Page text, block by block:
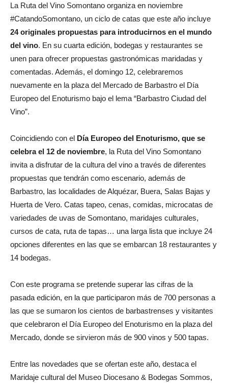
La Ruta del Vino Somontano organiza en noviembre
#CatandoSomontano, un ciclo de catas que este año incluye
24 originales propuestas para introducirnos en el mundo
del vino. En su cuarta edición, bodegas y restaurantes se
unen para ofrecer propuestas gastronómicas maridadas y
comentadas. Además, el domingo 12, celebraremos
nuevamente en la plaza del Mercado de Barbastro el Día
Europeo del Enoturismo bajo el lema “Barbastro Ciudad del
Vino”.
Coincidiendo con el Día Europeo del Enoturismo, que se
celebra el 12 de noviembre, la Ruta del Vino Somontano
invita a disfrutar de la cultura del vino a través de diferentes
propuestas que tendrán como escenario, además de
Barbastro, las localidades de Alquézar, Buera, Salas Bajas y
Huerta de Vero. Catas tapeo, cenas, comidas, microcatas de
variedades de uvas de Somontano, maridajes culturales,
cursos de cata, ruta de tapas… una larga lista que incluye 24
opciones diferentes en las que se embarcan 18 restaurantes y
14 bodegas.
Con este programa se pretende superar las cifras de la
pasada edición, en la que participaron más de 700 personas a
las que se sumaron los cientos de barbastrenses y visitantes
que celebraron el Día Europeo del Enoturismo en la plaza del
Mercado, donde se sirvieron más de 900 vinos y 500 tapas.
Entre las novedades que se ofertan este año, destaca el
Maridaje cultural del Museo Diocesano & Bodegas Sommos,